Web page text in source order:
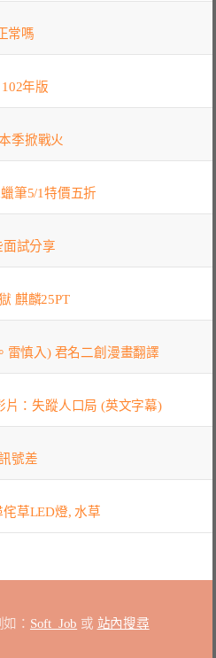
常嗎
年版
季掀戰火
筆5/1特價五折
面試分享
麒麟25PT
雷慎入) 君名二創漫畫翻譯
片：失蹤人口局 (英文字幕)
號差
草LED燈, 水草
： Soft_Job 或 站內搜尋